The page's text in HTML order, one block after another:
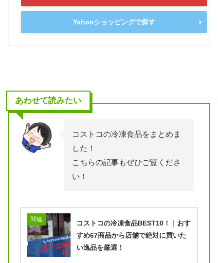
Yahooショッピングで探す
あわせて読みたい
コストコの冷凍食品をまとめま
した！
こちらの記事もぜひご覧くださ
い！
関連
コストコの冷凍食品BEST10！｜おす
すめ67商品から店舗で絶対に買いた
い逸品を厳選！